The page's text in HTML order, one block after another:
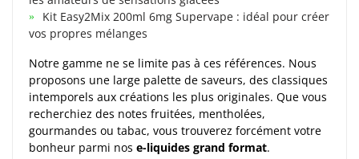
Kit Easy2Mix 200ml 6mg Supervape : idéal pour créer
vos propres mélanges
Notre gamme ne se limite pas à ces références. Nous
proposons une large palette de saveurs, des classiques
intemporels aux créations les plus originales. Que vous
recherchiez des notes fruitées, mentholées,
gourmandes ou tabac, vous trouverez forcément votre
bonheur parmi nos e-liquides grand format.